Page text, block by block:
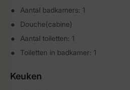
Aantal badkamers: 1
Douche(cabine)
Aantal toiletten: 1
Toiletten in badkamer: 1
Keuken